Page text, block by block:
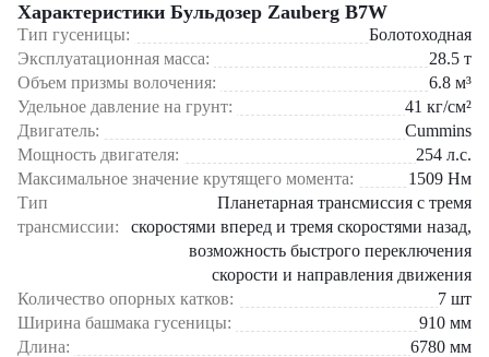
Гидростатическая
трансмиссия
Обеспечивает плавное и
точное управление
Прочная конструкция
Гарантирует долгий срок
службы и устойчивость к
Комфортабельная кабина
Оснащена климат-контролем
и удобными сиденьями для
длительной работы
Высокая производительность
Позволяет выполнять
широкий спектр задач с
времени и усилий
Бульдозер Zauberg B7W – это выбор профессионалов, которые ценят
мощность и надежность в технике. Оформите заказ или оставьте
заявку на звонок нашего менеджера для получения консультации.
Характеристики Бульдозер Zauberg B7W
Тип гусеницы:
Болотоходная
Эксплуатационная масса:
28.5 т
Объем призмы волочения:
6.8 м³
Удельное давление на грунт:
41 кг/см²
Двигатель:
Cummins
Мощность двигателя:
254 л.с.
Максимальное значение крутящего момента:
1509 Нм
Тип
трансмиссии:
Планетарная трансмиссия с тремя
скоростями вперед и тремя скоростями назад,
возможность быстрого переключения
скорости и направления движения
Количество опорных катков:
7 шт
Ширина башмака гусеницы:
910 мм
Длина:
6780 мм